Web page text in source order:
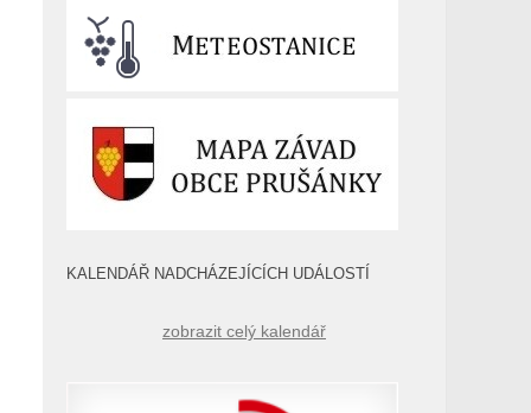
KALENDÁŘ NADCHÁZEJÍCÍCH UDÁLOSTÍ
zobrazit celý kalendář